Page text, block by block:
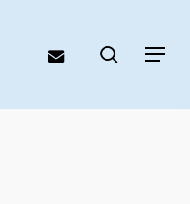
Menu
email search